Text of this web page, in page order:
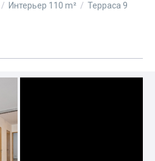
/ Интерьер 110 m² / Терраса 9